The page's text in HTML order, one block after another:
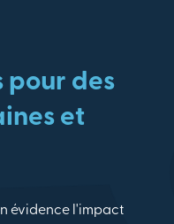
pour des
et
évidence l'impact